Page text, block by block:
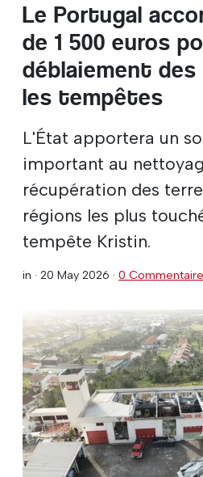
Le Portugal
de 1 500 euros
déblaiement
les tempêtes
L'État apportera un
important au
récupération des
régions les plus
tempête Kristin.
in · 20 May 2026 · 0